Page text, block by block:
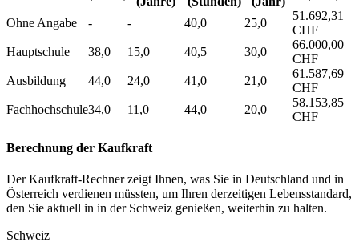
Ohne Angabe - - 40,0 25,0
51.692,31
CHF
Hauptschule
38,0 15,0 40,5 30,0
66.000,00
CHF
Ausbildung
44,0 24,0 41,0 21,0
61.587,69
CHF
Fachhochschule34,0 11,0 44,0 20,0
58.153,85
CHF
Berechnung der Kaufkraft
Der Kaufkraft-Rechner zeigt Ihnen, was Sie in Deutschland und in
Österreich verdienen müssten, um Ihren derzeitigen Lebensstandard,
den Sie aktuell in in der Schweiz genießen, weiterhin zu halten.
Schweiz